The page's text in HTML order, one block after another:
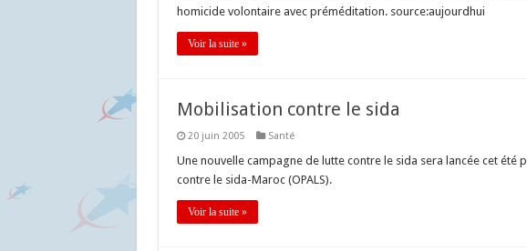
homicide volontaire avec préméditation. source:aujourdhui
Voir la suite »
Mobilisation contre le sida
20 juin 2005 Santé
Une nouvelle campagne de lutte contre le sida sera lancée cet été
contre le sida-Maroc (OPALS).
Voir la suite »